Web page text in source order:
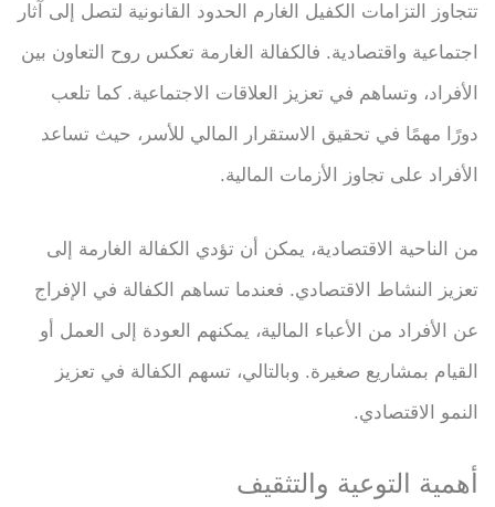
تتجاوز التزامات الكفيل الغارم الحدود القانونية لتصل إلى آثار
اجتماعية واقتصادية. فالكفالة الغارمة تعكس روح التعاون بين
الأفراد، وتساهم في تعزيز العلاقات الاجتماعية. كما تلعب
دورًا مهمًا في تحقيق الاستقرار المالي للأسر، حيث تساعد
الأفراد على تجاوز الأزمات المالية.
من الناحية الاقتصادية، يمكن أن تؤدي الكفالة الغارمة إلى
تعزيز النشاط الاقتصادي. فعندما تساهم الكفالة في الإفراج
عن الأفراد من الأعباء المالية، يمكنهم العودة إلى العمل أو
القيام بمشاريع صغيرة. وبالتالي، تسهم الكفالة في تعزيز
النمو الاقتصادي.
أهمية التوعية والتثقيف